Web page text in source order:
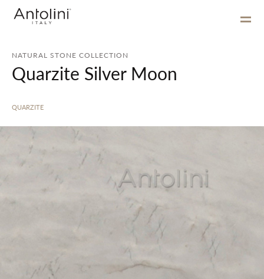
NATURAL STONE COLLECTION
Quarzite Silver Moon
QUARZITE